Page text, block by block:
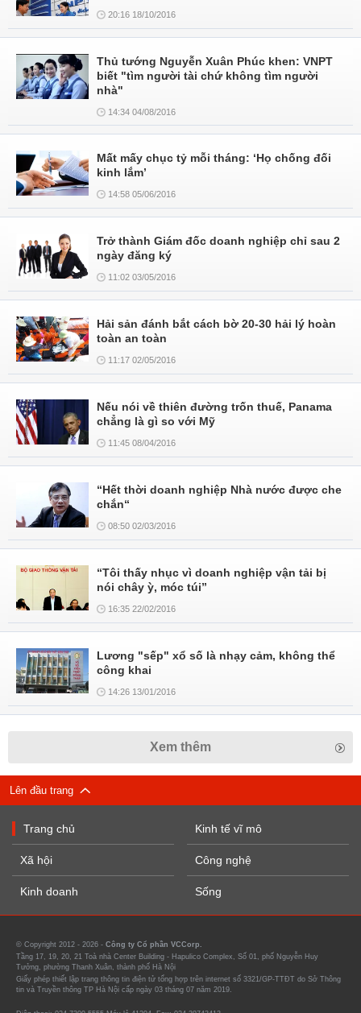
20:16 18/10/2016
Thủ tướng Nguyễn Xuân Phúc khen: VNPT
biết "tìm người tài chứ không tìm người
nhà"
14:34 04/08/2016
Mất mấy chục tỷ mỗi tháng: ‘Họ chống đối
kinh lắm’
14:58 05/06/2016
Trở thành Giám đốc doanh nghiệp chỉ sau 2
ngày đăng ký
11:02 03/05/2016
Hải sản đánh bắt cách bờ 20-30 hải lý hoàn
toàn an toàn
11:17 02/05/2016
Nếu nói về thiên đường trốn thuế, Panama
chẳng là gì so với Mỹ
11:45 08/04/2016
“Hết thời doanh nghiệp Nhà nước được che
chắn“
08:50 02/03/2016
“Tôi thấy nhục vì doanh nghiệp vận tải bị
nói chây ỳ, móc túi”
16:35 22/02/2016
Lương "sếp" xổ số là nhạy cảm, không thể
công khai
14:26 13/01/2016
Xem thêm
Lên đầu trang
Trang chủ
Xã hội
Kinh doanh
Kinh tế vĩ mô
Công nghệ
Sống
© Copyright 2012 - 2026 - Công ty Cổ phần VCCorp.
Tầng 17, 19, 20, 21 Toà nhà Center Building - Hapulico Complex, Số 01, phố Nguyễn Huy
Tưởng, phường Thanh Xuân, thành phố Hà Nội
Giấy phép thiết lập trang thông tin điện tử tổng hợp trên internet số 3321/GP-TTĐT do Sở Thông
tin và Truyền thông TP Hà Nội cấp ngày 03 tháng 07 năm 2019.